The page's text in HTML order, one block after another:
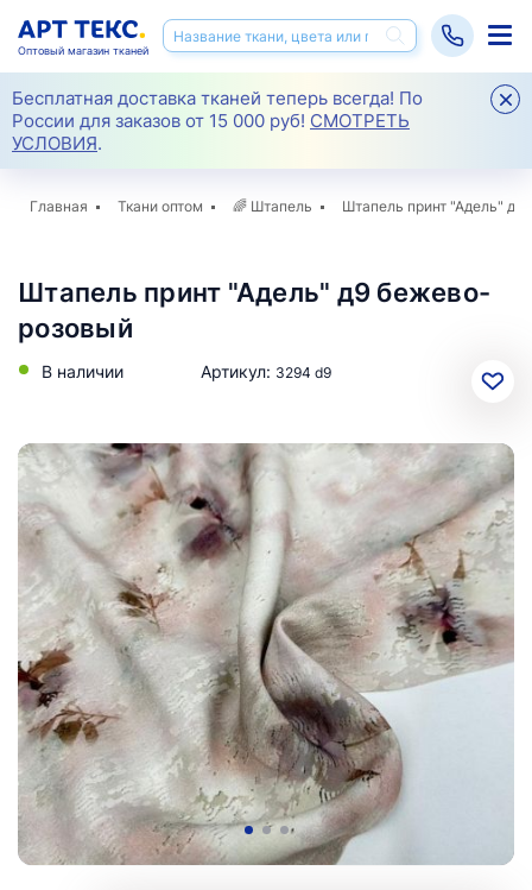
Бесплатная доставка тканей теперь всегда! По
России для заказов от 15 000 руб! СМОТРЕТЬ
УСЛОВИЯ.
Оптовый магазин тканей
Главная Ткани оптом 🌈 Штапель Штапель принт "Адель" д9
Штапель принт "Адель" д9 бежево-
розовый
В наличии Артикул: 3294 d9